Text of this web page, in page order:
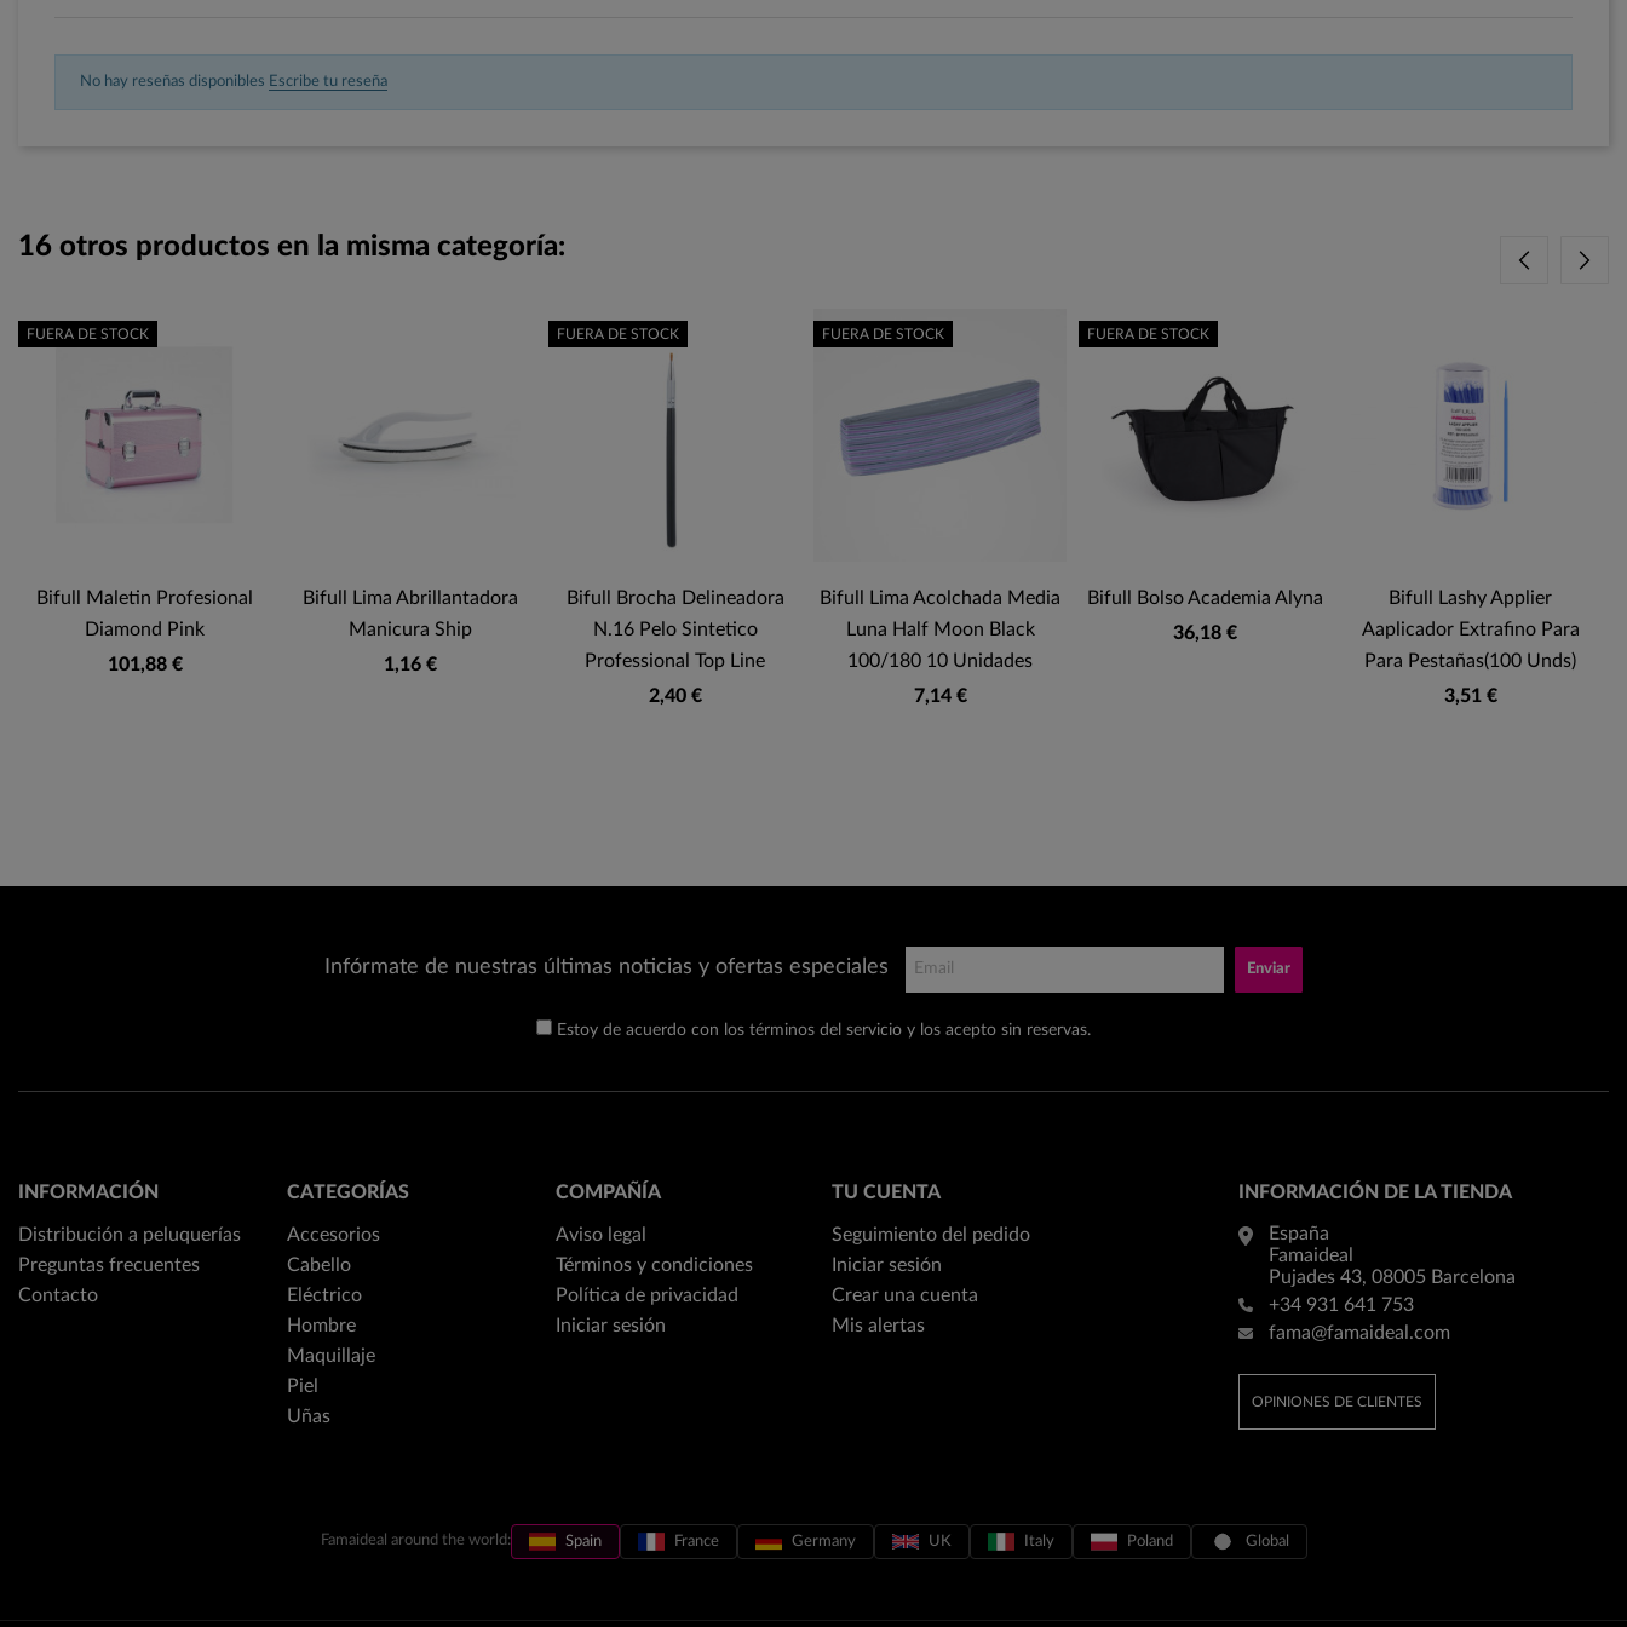
No hay reseñas disponibles Escribe tu reseña
16 otros productos en la misma categoría:
Bifull Maletin Profesional
Diamond Pink
101,88 €
FUERA DE STOCK
Bifull Lima Abrillantadora
Manicura Ship
1,16 €
Bifull Brocha Delineadora
N.16 Pelo Sintetico
Professional Top Line
2,40 €
FUERA DE STOCK
Bifull Lima Acolchada Media
Luna Half Moon Black
100/180 10 Unidades
7,14 €
FUERA DE STOCK
Bifull Bolso Academia Alyna
36,18 €
FUERA DE STOCK
Bifull Lashy Applier
Aaplicador Extrafino Para
Para Pestañas(100 Unds)
3,51 €
Infórmate de nuestras últimas noticias y ofertas especiales Enviar
Estoy de acuerdo con los términos del servicio y los acepto sin reservas.
INFORMACIÓN
Distribución a peluquerías
Preguntas frecuentes
Contacto
CATEGORÍAS
Accesorios
Cabello
Eléctrico
Hombre
Maquillaje
Piel
Uñas
COMPAÑÍA
Aviso legal
Términos y condiciones
Política de privacidad
Iniciar sesión
TU CUENTA
Seguimiento del pedido
Iniciar sesión
Crear una cuenta
Mis alertas
INFORMACIÓN DE LA TIENDA
España
Famaideal
Pujades 43, 08005 Barcelona
+34 931 641 753
fama@famaideal.com
OPINIONES DE CLIENTES
Famaideal around the world: Spain France Germany UK Italy Poland Global